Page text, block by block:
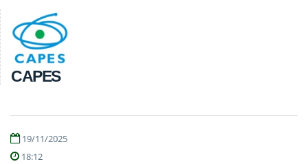
CAPES
19/11/2025
18:12